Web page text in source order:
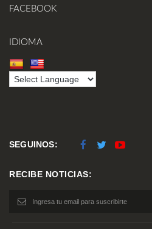
FACEBOOK
IDIOMA
SEGUINOS:
RECIBE NOTICIAS: